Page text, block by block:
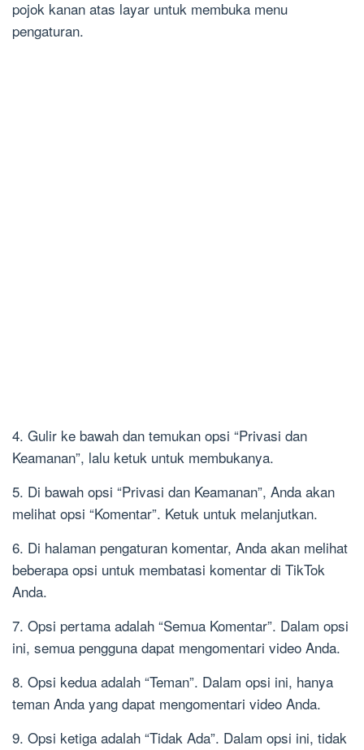
pojok kanan atas layar untuk membuka menu
pengaturan.
4. Gulir ke bawah dan temukan opsi “Privasi dan
Keamanan”, lalu ketuk untuk membukanya.
5. Di bawah opsi “Privasi dan Keamanan”, Anda akan
melihat opsi “Komentar”. Ketuk untuk melanjutkan.
6. Di halaman pengaturan komentar, Anda akan melihat
beberapa opsi untuk membatasi komentar di TikTok
Anda.
7. Opsi pertama adalah “Semua Komentar”. Dalam opsi
ini, semua pengguna dapat mengomentari video Anda.
8. Opsi kedua adalah “Teman”. Dalam opsi ini, hanya
teman Anda yang dapat mengomentari video Anda.
9. Opsi ketiga adalah “Tidak Ada”. Dalam opsi ini, tidak